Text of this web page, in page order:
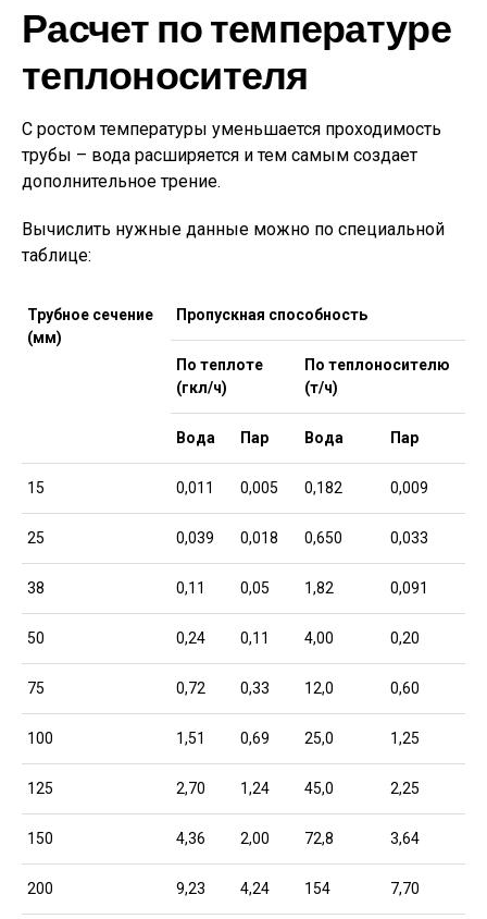
Расчет по температуре
теплоносителя
С ростом температуры уменьшается проходимость
трубы – вода расширяется и тем самым создает
дополнительное трение.
Вычислить нужные данные можно по специальной
таблице:
Трубное сечение
(мм)
Пропускная способность
По теплоте
(гкл/ч)
По теплоносителю
(т/ч)
Вода Пар Вода Пар
15 0,011 0,005 0,182 0,009
25 0,039 0,018 0,650 0,033
38 0,11 0,05 1,82 0,091
50 0,24 0,11 4,00 0,20
75 0,72 0,33 12,0 0,60
100 1,51 0,69 25,0 1,25
125 2,70 1,24 45,0 2,25
150 4,36 2,00 72,8 3,64
200 9,23 4,24 154 7,70